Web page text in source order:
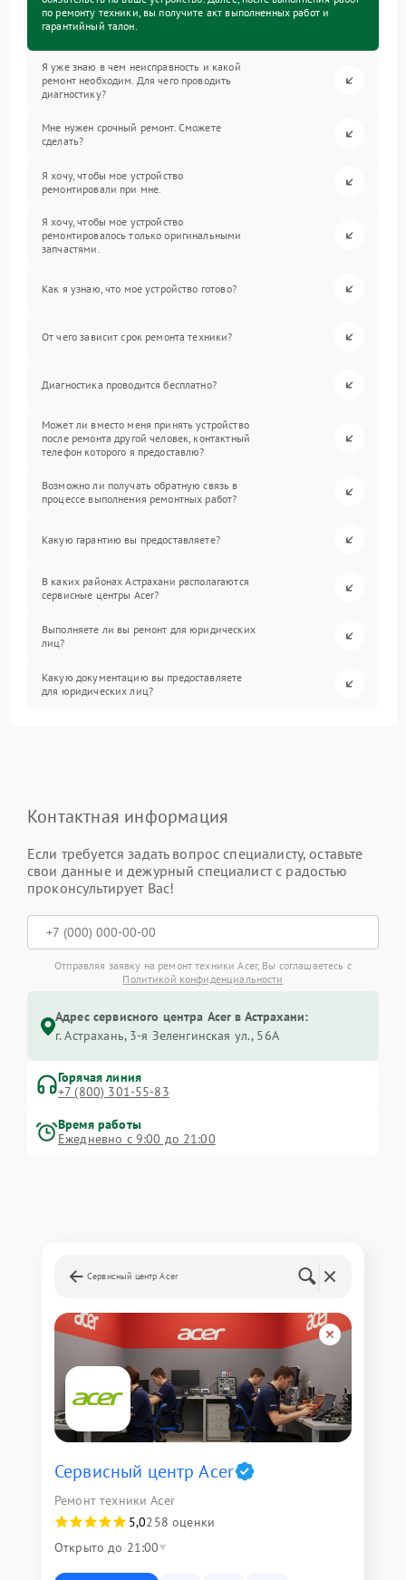
по ремонту техники, вы получите акт выполненных работ и
гарантийный талон.
Я уже знаю в чем неисправность и какой
ремонт необходим. Для чего проводить
диагностику?
Мне нужен срочный ремонт. Сможете
сделать?
Я хочу, чтобы мое устройство
ремонтировали при мне.
Я хочу, чтобы мое устройство
ремонтировалось только оригинальными
запчастями.
Как я узнаю, что мое устройство готово?
От чего зависит срок ремонта техники?
Диагностика проводится бесплатно?
Может ли вместо меня принять устройство
после ремонта другой человек, контактный
телефон которого я предоставлю?
Возможно ли получать обратную связь в
процессе выполнения ремонтных работ?
Какую гарантию вы предоставляете?
В каких районах Астрахани располагаются
сервисные центры Acer?
Выполняете ли вы ремонт для юридических
лиц?
Какую документацию вы предоставляете
для юридических лиц?
Контактная информация
Если требуется задать вопрос специалисту, оставьте
свои данные и дежурный специалист с радостью
проконсультирует Вас!
Отправляя заявку на ремонт техники Acer, Вы соглашаетесь с
Политикой конфиденциальности
Адрес сервисного центра Acer в Астрахани:
г. Астрахань, 3-я Зеленгинская ул., 56А
Горячая линия
+7 (800) 301-55-83
Время работы
Ежедневно с 9:00 до 21:00
Сервисный центр Acer
Сервисный центр Acer
Ремонт техники Acer
5,0258 оценки
Открыто до 21:00